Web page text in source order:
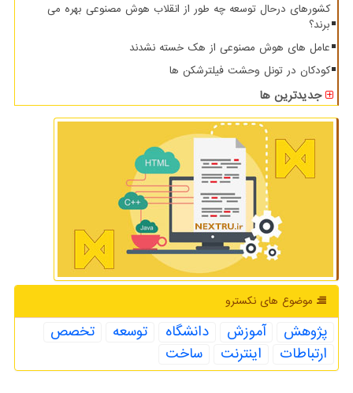
کشورهای درحال توسعه چه طور از انقلاب هوش مصنوعی بهره می
برند؟
عامل های هوش مصنوعی از هک خسته نشدند
کودکان در تونل وحشت فیلترشکن ها
جدیدترین ها
موضوع های نكسترو
پژوهش آموزش دانشگاه توسعه
تخصص
ارتباطات
اینترنت ساخت